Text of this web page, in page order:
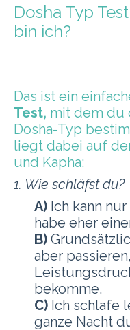
Dosha Typ
bin ich?
Das ist ein
Test, mit dem du
Dosha-Typ
liegt dabei auf
und Kapha:
1. Wie schläfst du?
A) Ich kann
habe eher
B)
aber
bekomme.
C) Ich schlafe
ganze Nacht